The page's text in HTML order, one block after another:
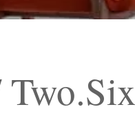
Two.Six